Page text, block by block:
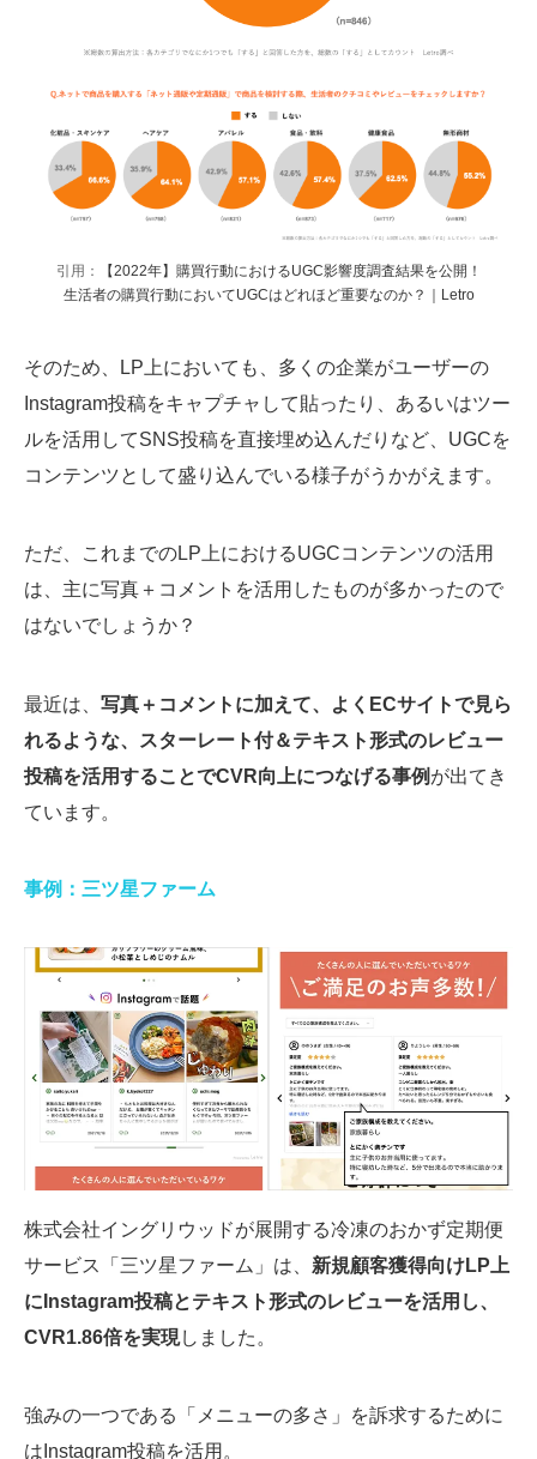
引用：
【2022年】購買行動におけるUGC影響度調査結果を公開！
生活者の購買行動においてUGCはどれほど重要なのか？｜Letro
そのため、LP上においても、多くの企業がユーザーの
Instagram投稿をキャプチャして貼ったり、あるいはツー
ルを活用してSNS投稿を直接埋め込んだりなど、UGCを
コンテンツとして盛り込んでいる様子がうかがえます。
ただ、これまでのLP上におけるUGCコンテンツの活用
は、主に写真＋コメントを活用したものが多かったので
はないでしょうか？
最近は、 写真＋コメントに加えて、よくECサイトで見ら
れるような、スターレート付＆テキスト形式のレビュー
投稿を活用することでCVR向上につなげる事例 が出てき
ています。
事例：三ツ星ファーム
株式会社イングリウッドが展開する冷凍のおかず定期便
サービス「三ツ星ファーム」は、 新規顧客獲得向けLP上
にInstagram投稿とテキスト形式のレビューを活用し、
CVR1.86倍を実現しました。
強みの一つである「メニューの多さ」を訴求するために
はInstagram投稿を活用。